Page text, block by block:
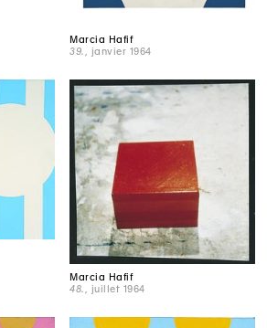
Marcia Hafif
39.
, janvier 1964
Marcia Hafif
48.
, juillet 1964